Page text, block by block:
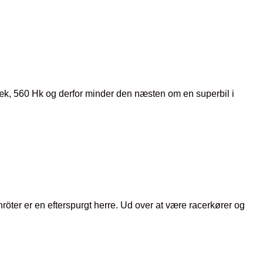
560 Hk og derfor minder den næsten om en superbil i
er en efterspurgt herre. Ud over at være racerkører og